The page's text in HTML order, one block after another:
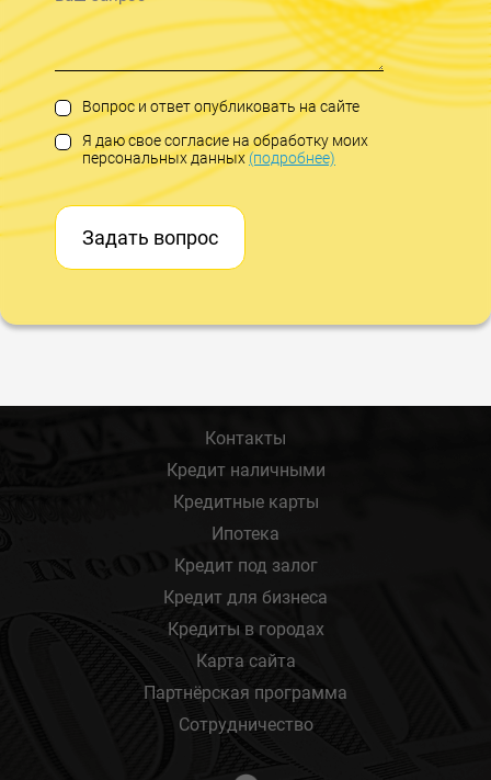
Вопрос и ответ опубликовать на сайте
Я даю свое согласие на обработку моих
персональных данных(подробнее)
Задать вопрос
Контакты
Кредит наличными
Кредитные карты
Ипотека
Кредит под залог
Кредит для бизнеса
Кредиты в городах
Карта сайта
Партнёрская программа
Сотрудничество